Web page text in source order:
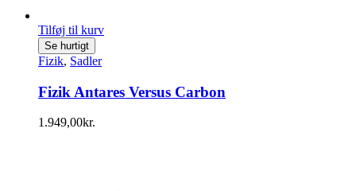
Tilføj til kurv
Se hurtigt
Fizik, Sadler
Fizik Antares Versus Carbon
1.949,00kr.